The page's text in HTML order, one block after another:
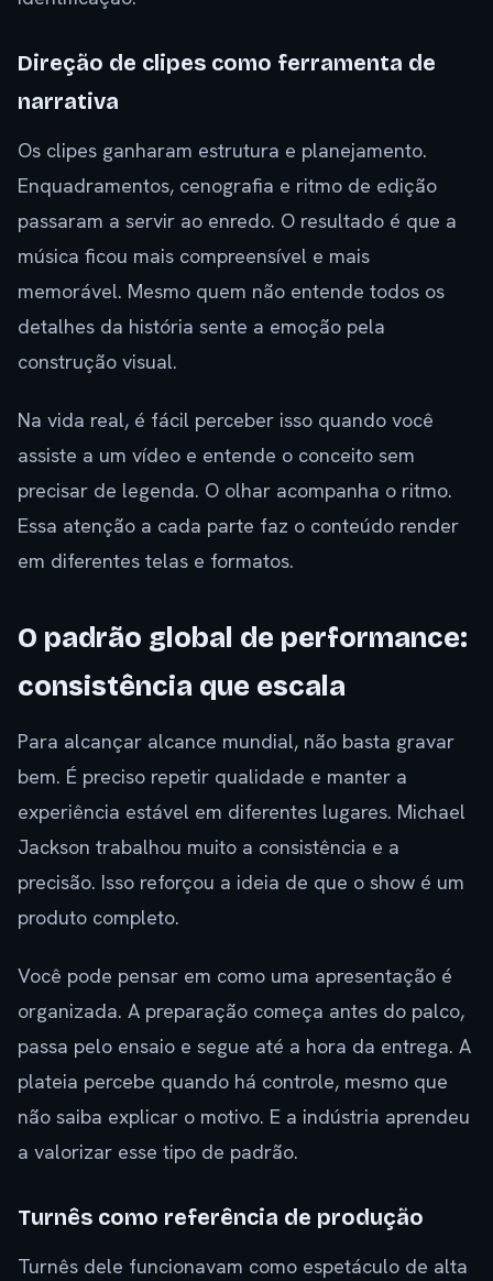
Direção de clipes como ferramenta de
narrativa
Os clipes ganharam estrutura e planejamento.
Enquadramentos, cenografia e ritmo de edição
passaram a servir ao enredo. O resultado é que a
música ficou mais compreensível e mais
memorável. Mesmo quem não entende todos os
detalhes da história sente a emoção pela
construção visual.
Na vida real, é fácil perceber isso quando você
assiste a um vídeo e entende o conceito sem
precisar de legenda. O olhar acompanha o ritmo.
Essa atenção a cada parte faz o conteúdo render
em diferentes telas e formatos.
O padrão global de performance:
consistência que escala
Para alcançar alcance mundial, não basta gravar
bem. É preciso repetir qualidade e manter a
experiência estável em diferentes lugares. Michael
Jackson trabalhou muito a consistência e a
precisão. Isso reforçou a ideia de que o show é um
produto completo.
Você pode pensar em como uma apresentação é
organizada. A preparação começa antes do palco,
passa pelo ensaio e segue até a hora da entrega. A
plateia percebe quando há controle, mesmo que
não saiba explicar o motivo. E a indústria aprendeu
a valorizar esse tipo de padrão.
Turnês como referência de produção
Turnês dele funcionavam como espetáculo de alta